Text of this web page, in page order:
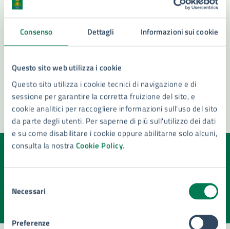
Consenso Dettagli Informazioni sui cookie
Questo sito web utilizza i cookie
Questo sito utilizza i cookie tecnici di navigazione e di
sessione per garantire la corretta fruizione del sito, e
cookie analitici per raccogliere informazioni sull'uso del sito
da parte degli utenti. Per saperne di più sull'utilizzo dei dati
e su come disabilitare i cookie oppure abilitarne solo alcuni,
consulta la nostraCookie Policy.
delNecessari
Preferenze
Ascensori: messa in esercizio e assegnazione
Disposizioni Anticipate di Trattamento (DAT)
Valuta la chiarezza delle informazioni (da 1 a 5 stelle)
Seleziona il numero di stelle per valutare la chiarezza delle